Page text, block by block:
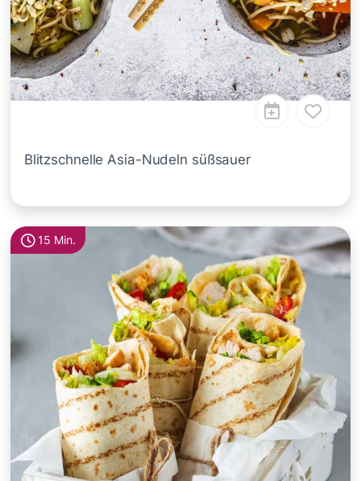
Blitzschnelle Asia-Nudeln süßsauer
15 Min.